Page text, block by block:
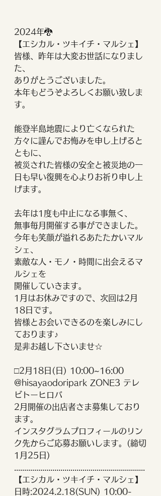
2024年🐉
【エシカル・ツキイチ・マルシェ】
皆様、昨年は大変お世話になりまし
た、
ありがとうございました。
本年もどうぞよろしくお願い致しま
す。
能登半島地震により亡くなられた
方々に謹んでお悔みを申し上げると
ともに、
被災された皆様の安全と被災地の一
日も早い復興を心よりお祈り申し上
げます。
去年は1度も中止になる事無く、
無事毎月開催する事ができました。
今年も笑顔が溢れるあたたかいマル
シェ、
素敵な人・モノ・時間に出会えるマ
ルシェを
開催していきます。
1月はお休みですので、次回は2月
18日です。
皆様とお会いできるのを楽しみにし
ております♪
是非お越し下さいませ☆
□2月18日(日) 10:00~16:00
@hisayaodoripark ZONE3 テレ
ビトーヒロバ
2月開催の出店者さま募集しており
ます。
インスタグラムプロフィールのリン
ク先からご応募お願いします。(締切
1月25日)
【エシカル・ツキイチ・マルシェ】
日時:2024.2.18(SUN) 10:00-